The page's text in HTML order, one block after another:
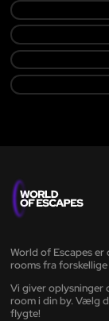
World of Escapes
rooms fra
Vi giver oplysninger
room i din by. Vælg
flygte!